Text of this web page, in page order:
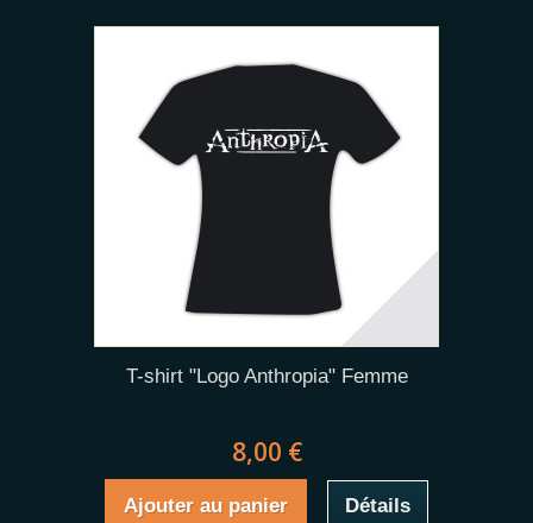
T-shirt "Logo Anthropia" Femme
8,00 €
Ajouter au panier Détails